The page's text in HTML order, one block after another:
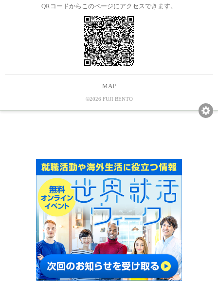
QRコードからこのページにアクセスできます。
MAP
©2026 FUJI BENTO